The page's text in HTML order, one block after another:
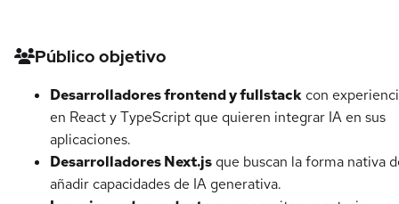
Detalles del curso
Público objetivo
Desarrolladores frontend y fullstack con
en React y TypeScript que quieren integrar IA en sus
aplicaciones.
Desarrolladores Next.js que buscan la forma nativa
añadir capacidades de IA generativa.